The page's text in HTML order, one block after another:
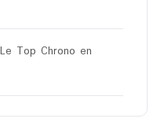
Top Chrono en